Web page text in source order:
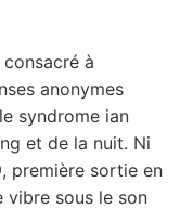
à
anonymes
syndrome ian
et de la nuit. Ni
première sortie en
vibre sous le son